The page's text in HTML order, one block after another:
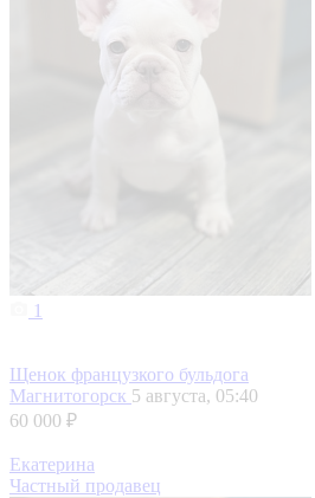
1
Щенок французкого бульдога
Магнитогорск 5 августа, 05:40
60 000 ₽
Екатерина
Частный продавец